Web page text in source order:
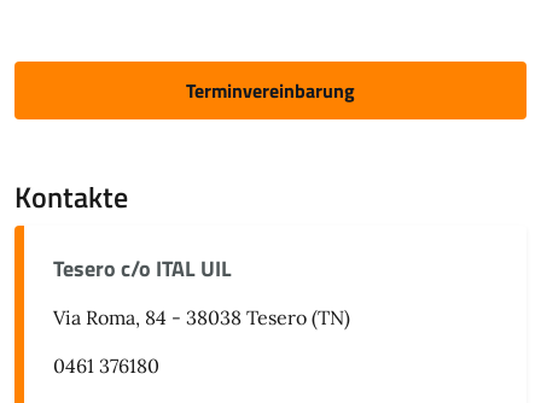
Terminvereinbarung
Kontakte
Tesero c/o ITAL UIL
Via Roma, 84 - 38038 Tesero (TN)
0461 376180